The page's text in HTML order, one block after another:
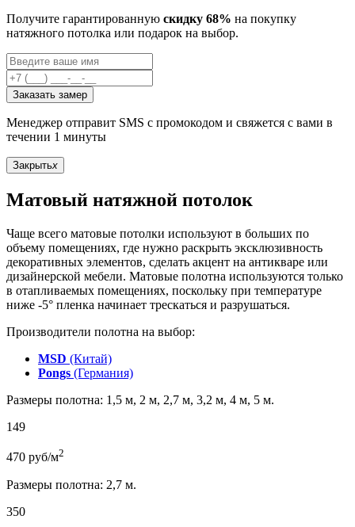
Получите гарантированную скидку 68% на покупку
натяжного потолка или подарок на выбор.
Заказать замер
Менеджер отправит SMS с промокодом и свяжется с вами в
течении 1 минуты
Закрытьx
Матовый натяжной потолок
Чаще всего матовые потолки используют в больших по
объему помещениях, где нужно раскрыть эксклюзивность
декоративных элементов, сделать акцент на антикваре или
дизайнерской мебели. Матовые полотна используются только
в отапливаемых помещениях, поскольку при температуре
ниже -5° пленка начинает трескаться и разрушаться.
Производители полотна на выбор:
MSD (Китай)
Pongs (Германия)
Размеры полотна: 1,5 м, 2 м, 2,7 м, 3,2 м, 4 м, 5 м.
149
470 руб/м2
Размеры полотна: 2,7 м.
350